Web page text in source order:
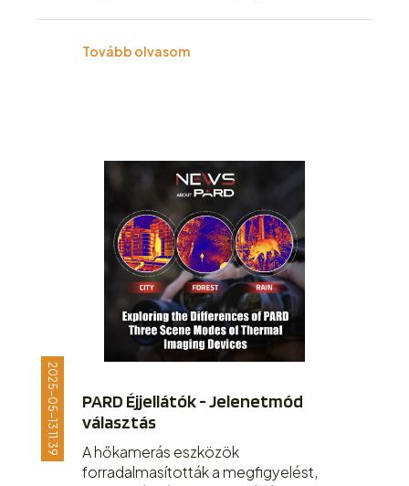
Tovább olvasom
2025-05-13 11:39
PARD Éjjellátók - Jelenetmód
választás
A hőkamerás eszközök
forradalmasították a megfigyelést,